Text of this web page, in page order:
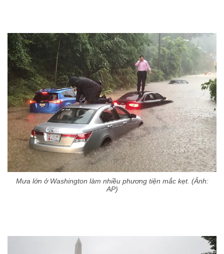
Mưa lớn ở Washington làm nhiều phương tiện mắc kẹt. (Ảnh:
AP)